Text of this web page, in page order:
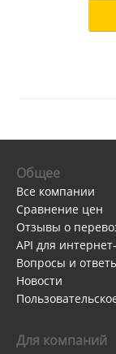
Общее
Все компании
Сравнение цен
Отзывы о
API для
Вопросы и
Новости
Для компаний